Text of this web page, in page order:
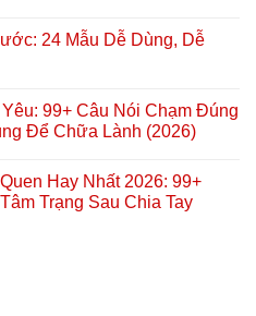
24 Mẫu Dễ Dùng, Dễ
99+ Câu Nói Chạm Đúng
Để Chữa Lành (2026)
Hay Nhất 2026: 99+
Trạng Sau Chia Tay